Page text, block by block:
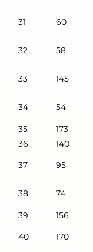
31
60
32
58
33
145
34
54
35
173
36
140
37
95
38
74
39
156
40
170